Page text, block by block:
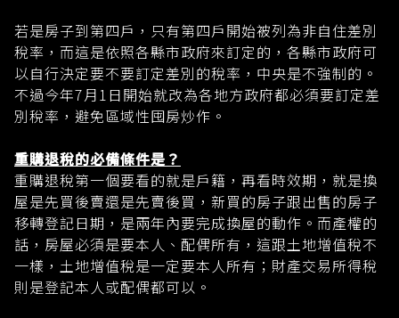
若是房子到第四戶，只有第四戶開始被列為非自住差別
稅率，而這是依照各縣市政府來訂定的，各縣市政府可
以自行決定要不要訂定差別的稅率，中央是不強制的。
不過今年7月1日開始就改為各地方政府都必須要訂定差
別稅率，避免區域性囤房炒作。
重購退稅的必備條件是？
重購退稅第一個要看的就是戶籍，再看時效期，就是換
屋是先買後賣還是先賣後買，新買的房子跟出售的房子
移轉登記日期，是兩年內要完成換屋的動作。而產權的
話，房屋必須是要本人、配偶所有，這跟土地增值稅不
一樣，土地增值稅是一定要本人所有；財產交易所得稅
則是登記本人或配偶都可以。